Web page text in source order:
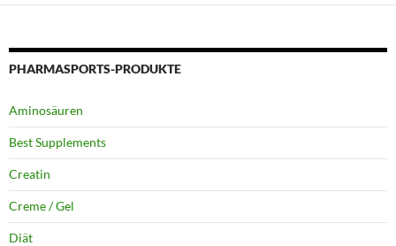
PHARMASPORTS-PRODUKTE
Aminosäuren
Best Supplements
Creatin
Creme / Gel
Diät